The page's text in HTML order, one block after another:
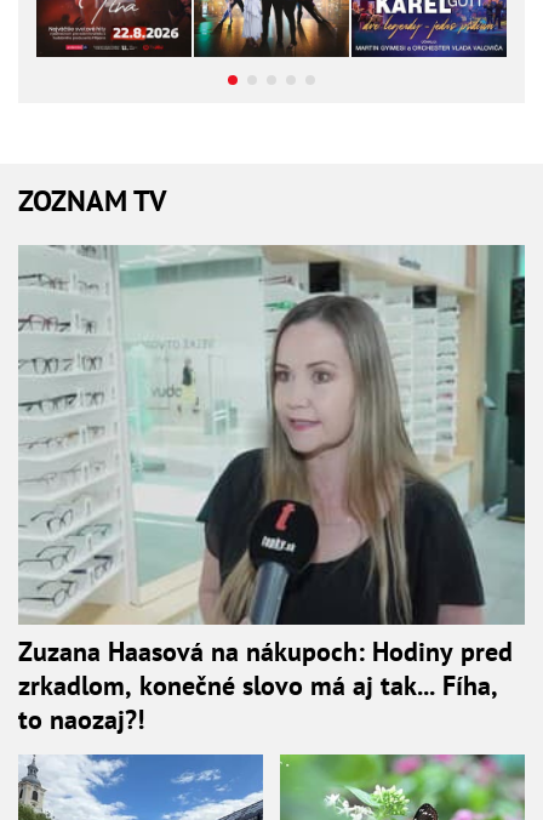
ZOZNAM TV
Zuzana Haasová na nákupoch: Hodiny pred
zrkadlom, konečné slovo má aj tak... Fíha,
to naozaj?!